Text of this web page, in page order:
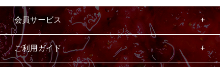
会員サービス
ご利用ガイド